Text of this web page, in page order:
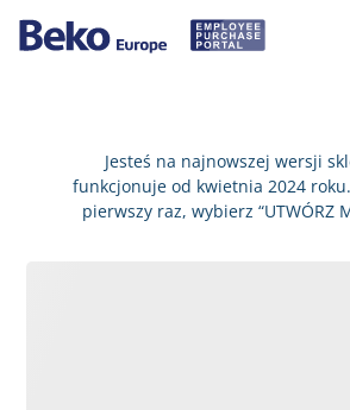
Jesteś na najnowszej wersji
funkcjonuje od kwietnia 2024
pierwszy raz, wybierz “UTWÓRZ